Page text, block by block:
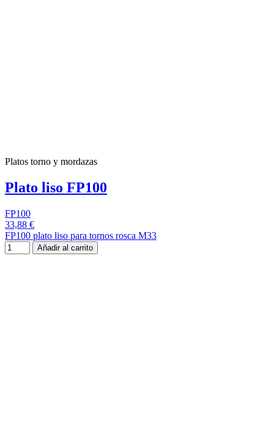
Platos torno y mordazas
Plato liso FP100
FP100
33,88 €
FP100 plato liso para tornos rosca M33
Añadir al carrito